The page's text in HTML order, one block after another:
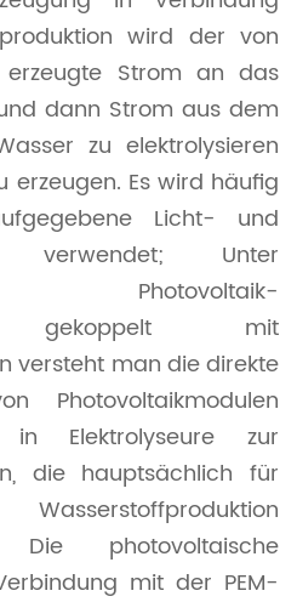
wird der von
erzeugte Strom an das
dann Strom aus dem
zu elektrolysieren
erzeugen. Es wird häufig
Licht- und
verwendet; Unter
Photovoltaik-
gekoppelt mit
versteht man die direkte
Photovoltaikmodulen
in Elektrolyseure zur
die hauptsächlich für
photovoltaische
mit der PEM-